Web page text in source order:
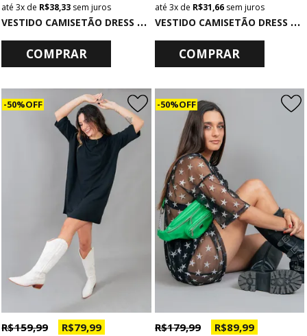
V
ESTIDO CAMISETÃO DRESS TELA PRETA COM BRILHO
3x de R$ 38,33 sem juros
COMPRAR
V
ESTIDO CAMISETÃO DRESS PRETO COM PLUMAS THOUSAND
3xde R$ 31,66sem juros
COMPRAR
50% OFF
R$ 159,99 R$ 79,99
50% OFF
R$ 179,99 R$ 89,99